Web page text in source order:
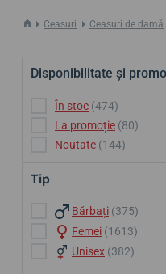
Ceasuri Ceasuri de damă
Disponibilitate și
În stoc (474)
La promoție (80)
Noutate (144)
Tip
Bărbați (375)
Femei (1613)
Unisex (382)